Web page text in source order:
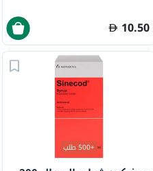
10.50
+500 طلب